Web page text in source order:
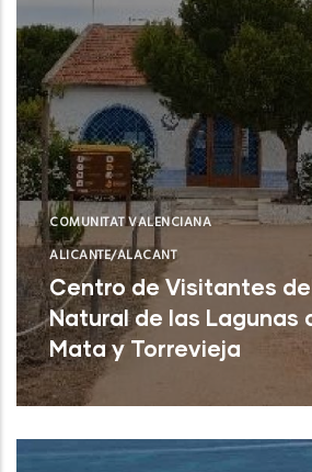
COMUNITAT VALENCIANA
ALICANTE/ALACANT
Centro de Visitantes
Natural de las Lagunas
Mata y Torrevieja
Torrevieja (Alicante)